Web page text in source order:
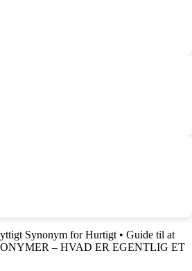
Synonym for Hurtigt • Guide til at
– HVAD ER EGENTLIG ET